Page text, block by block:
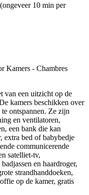
10 min per
van een uitzicht op de
kamers beschikken over
ontspannen. Ze zijn
en ventilatoren,
een bank die kan
extra bed of babybedje
communicerende
satelliet-tv,
en haardroger,
strandhanddoeken,
op de kamer, gratis